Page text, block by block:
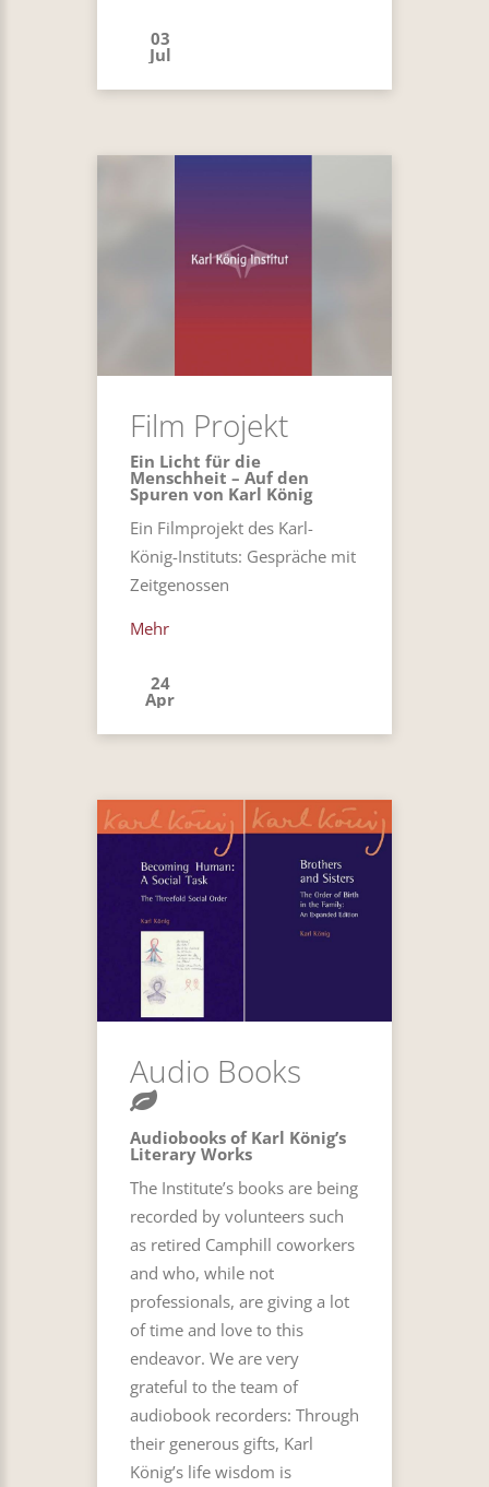
03
Jul
Film Projekt
Ein Licht für die
Menschheit – Auf den
Spuren von Karl König
Ein Filmprojekt des Karl-
König-Instituts: Gespräche mit
Zeitgenossen
Mehr
24
Apr
Audio Books
Audiobooks of Karl König’s
Literary Works
The Institute’s books are being
recorded by volunteers such
as retired Camphill coworkers
and who, while not
professionals, are giving a lot
of time and love to this
endeavor. We are very
grateful to the team of
audiobook recorders: Through
their generous gifts, Karl
König’s life wisdom is